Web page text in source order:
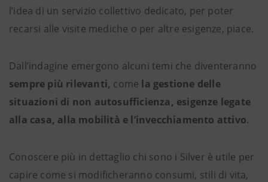
l’idea di un servizio collettivo dedicato, per poter
recarsi alle visite mediche o per altre esigenze, piace.
Dall’indagine emergono alcuni temi che diventeranno
sempre più rilevanti, come la gestione delle
situazioni di non autosufficienza, esigenze legate
alla casa, alla mobilità e l’invecchiamento attivo.
Conoscere più in dettaglio chi sono i Silver è utile per
capire come si modificheranno consumi, stili di vita,